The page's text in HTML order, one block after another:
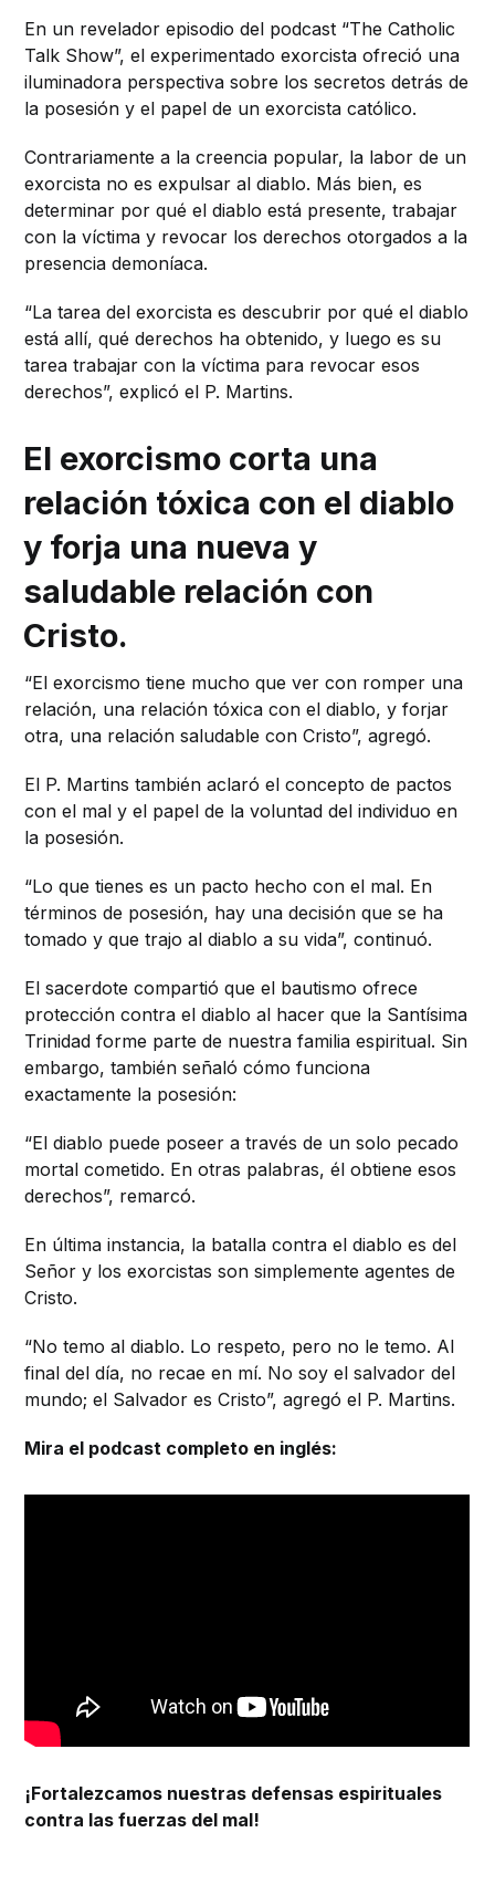
En un revelador episodio del podcast “The Catholic
Talk Show”, el experimentado exorcista ofreció una
iluminadora perspectiva sobre los secretos detrás de
la posesión y el papel de un exorcista católico.
Contrariamente a la creencia popular, la labor de un
exorcista no es expulsar al diablo. Más bien, es
determinar por qué el diablo está presente, trabajar
con la víctima y revocar los derechos otorgados a la
presencia demoníaca.
“La tarea del exorcista es descubrir por qué el diablo
está allí, qué derechos ha obtenido, y luego es su
tarea trabajar con la víctima para revocar esos
derechos”, explicó el P. Martins.
El exorcismo corta una
relación tóxica con el diablo
y forja una nueva y
saludable relación con
Cristo.
“El exorcismo tiene mucho que ver con romper una
relación, una relación tóxica con el diablo, y forjar
otra, una relación saludable con Cristo”, agregó.
El P. Martins también aclaró el concepto de pactos
con el mal y el papel de la voluntad del individuo en
la posesión.
“Lo que tienes es un pacto hecho con el mal. En
términos de posesión, hay una decisión que se ha
tomado y que trajo al diablo a su vida”, continuó.
El sacerdote compartió que el bautismo ofrece
protección contra el diablo al hacer que la Santísima
Trinidad forme parte de nuestra familia espiritual. Sin
embargo, también señaló cómo funciona
exactamente la posesión:
“El diablo puede poseer a través de un solo pecado
mortal cometido. En otras palabras, él obtiene esos
derechos”, remarcó.
En última instancia, la batalla contra el diablo es del
Señor y los exorcistas son simplemente agentes de
Cristo.
“No temo al diablo. Lo respeto, pero no le temo. Al
final del día, no recae en mí. No soy el salvador del
mundo; el Salvador es Cristo”, agregó el P. Martins.
Mira el podcast completo en inglés:
¡Fortalezcamos nuestras defensas espirituales
contra las fuerzas del mal!